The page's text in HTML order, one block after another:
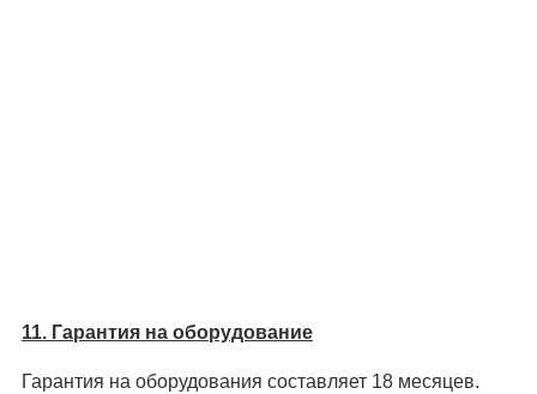
11. Гарантия на оборудование
Гарантия на оборудования составляет 18 месяцев.